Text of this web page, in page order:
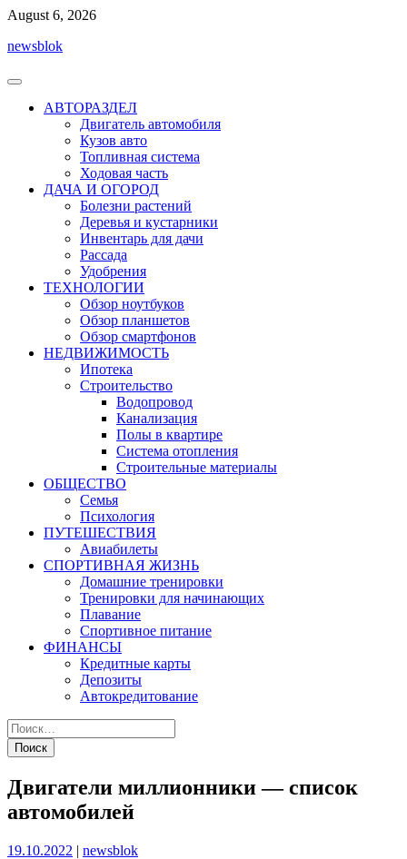
Перейти
содержимому
August 6, 2026
newsblok
АВТОРАЗДЕЛ
Двигатель автомобиля
Кузов авто
Топливная система
Ходовая часть
ДАЧА И ОГОРОД
Болезни растений
Деревья и кустарники
Инвентарь для дачи
Рассада
Удобрения
ТЕХНОЛОГИИ
Обзор ноутбуков
Обзор планшетов
Обзор смартфонов
НЕДВИЖИМОСТЬ
Ипотека
Строительство
Водопровод
Канализация
Полы в квартире
Система отопления
Строительные материалы
ОБЩЕСТВО
Семья
Психология
ПУТЕШЕСТВИЯ
Авиабилеты
СПОРТИВНАЯ ЖИЗНЬ
Домашние тренировки
Тренировки для начинающих
Плавание
Спортивное питание
ФИНАНСЫ
Кредитные карты
Депозиты
Автокредитование
Двигатели миллионники — список
автомобилей
Опубликовано
19.10.2022 | Опубликовано
newsblok